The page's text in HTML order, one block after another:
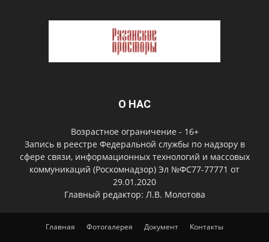
О НАС
Возрастное ограничение - 16+
Запись в реестре Федеральной службы по надзору в
сфере связи, информационных технологий и массовых
коммуникаций (Роскомнадзор) Эл №ФС77-77771 от
29.01.2020
Главный редактор: Л.В. Молотова
Главная Фотогалерея Документ Контакты